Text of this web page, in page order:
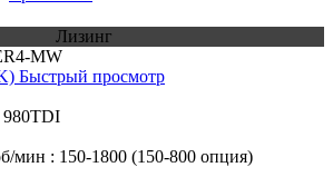
Лизинг
MW
Быстрый просмотр
мин : 150-1800 (150-800 опция)